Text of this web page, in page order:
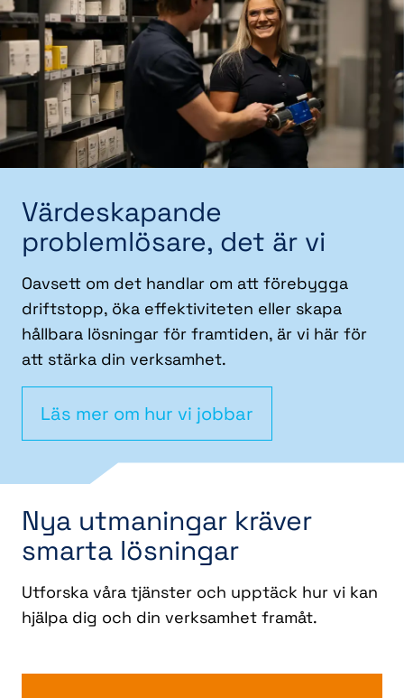
Värdeskapande
problemlösare, det är vi
Oavsett om det handlar om att förebygga
driftstopp, öka effektiviteten eller skapa
hållbara lösningar för framtiden, är vi här för
att stärka din verksamhet.
Läs mer om hur vi jobbar
Nya utmaningar kräver
smarta lösningar
Utforska våra tjänster och upptäck hur vi kan
hjälpa dig och din verksamhet framåt.